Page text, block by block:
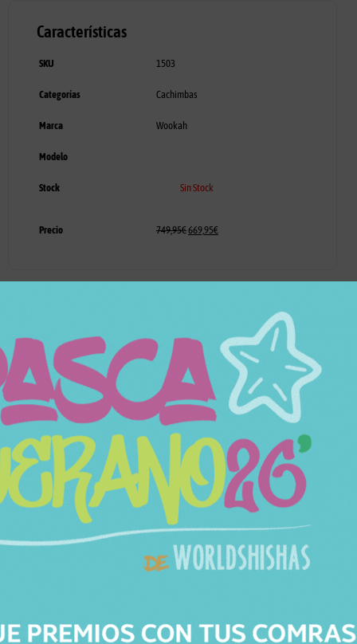
Características
SKU 1503
Categorías Cachimbas
Marca Wookah
Modelo
Stock Sin Stock
Precio 749,95€669,95€
Productos relacionados
Productos relacionados con CACHIMBA WOOKAH GROM
PADOUK CLASSIC CLICK
Todos los productos